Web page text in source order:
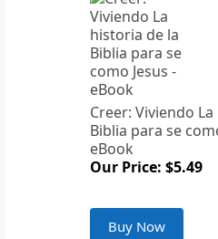
Creer: Viviendo
Biblia para se
eBook
Our Price: $5.49
Buy Now